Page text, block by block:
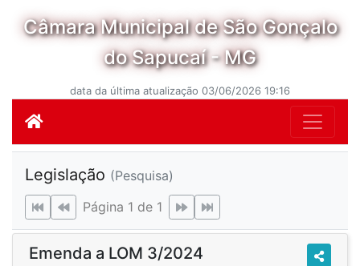
Câmara Municipal de São Gonçalo
do Sapucaí - MG
data da última atualização 03/06/2026 19:16
Legislação (Pesquisa)
Página 1 de 1
Emenda a LOM 3/2024